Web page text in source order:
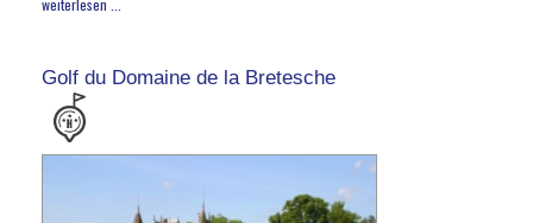
weiterlesen ...
Golf du Domaine de la Bretesche